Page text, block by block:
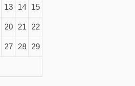
13 14 15
20 21 22
27 28 29